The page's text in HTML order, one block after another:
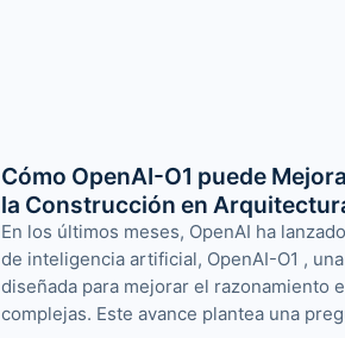
Cómo OpenAI-O1 puede
la Construcción en
En los últimos meses, OpenAI ha
de inteligencia artificial, OpenAI-O1 ,
diseñada para mejorar el razonamiento
complejas. Este avance plantea una